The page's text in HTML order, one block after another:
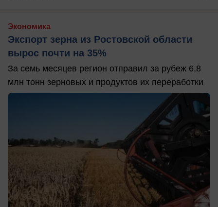
Экономика
Экспорт зерна из Ростовской области
вырос почти на 35%
За семь месяцев регион отправил за рубеж 6,8
млн тонн зерновых и продуктов их переработки